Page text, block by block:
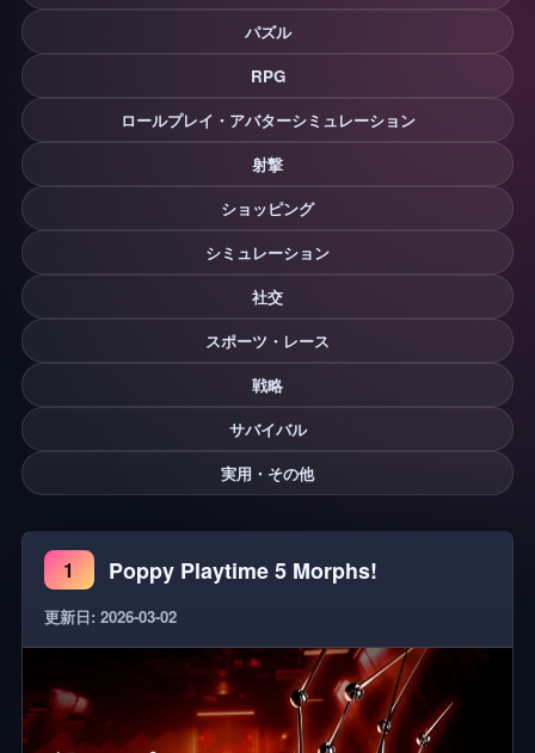
パズル
RPG
ロールプレイ・アバターシミュレーション
射撃
ショッピング
シミュレーション
社交
スポーツ・レース
戦略
サバイバル
実用・その他
1 Poppy Playtime 5 Morphs!
更新日: 2026-03-02